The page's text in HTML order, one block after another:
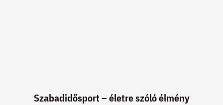
Szabadidősport – életre szóló élmény